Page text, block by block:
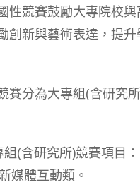
性競賽鼓勵大專院校與
創新與藝術表達，提
賽分為大專組(含研究
組(含研究所)競賽項目
媒體互動類。